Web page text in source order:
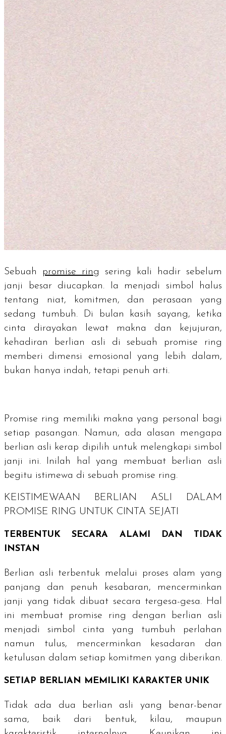
Sebuah promise ring sering kali hadir sebelum
janji besar diucapkan. Ia menjadi simbol halus
tentang niat, komitmen, dan perasaan yang
sedang tumbuh. Di bulan kasih sayang, ketika
cinta dirayakan lewat makna dan kejujuran,
kehadiran berlian asli di sebuah promise ring
memberi dimensi emosional yang lebih dalam,
bukan hanya indah, tetapi penuh arti.
Promise ring memiliki makna yang personal bagi
setiap pasangan. Namun, ada alasan mengapa
berlian asli kerap dipilih untuk melengkapi simbol
janji ini. Inilah hal yang membuat berlian asli
begitu istimewa di sebuah promise ring.
KEISTIMEWAAN BERLIAN ASLI DALAM
PROMISE RING UNTUK CINTA SEJATI
TERBENTUK SECARA ALAMI DAN TIDAK
INSTAN
Berlian asli terbentuk melalui proses alam yang
panjang dan penuh kesabaran, mencerminkan
janji yang tidak dibuat secara tergesa-gesa. Hal
ini membuat promise ring
dengan berlian asli
menjadi simbol cinta yang tumbuh perlahan
namun tulus, mencerminkan kesadaran dan
ketulusan dalam setiap komitmen yang diberikan.
SETIAP BERLIAN MEMILIKI KARAKTER UNIK
Tidak ada dua berlian asli yang benar-benar
sama, baik dari bentuk, kilau, maupun